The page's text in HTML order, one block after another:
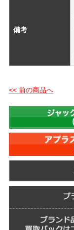
備考
<< 前の商品へ